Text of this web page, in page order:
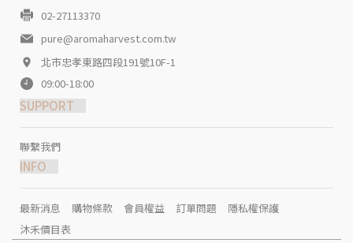
02-27113370
pure@aromaharvest.com.tw
北市忠孝東路四段191號10F-1
09:00-18:00
SUPPORT
聯繫我們
INFO
最新消息 購物條款 會員權益 訂單問題
隱私權保護
沐禾價目表